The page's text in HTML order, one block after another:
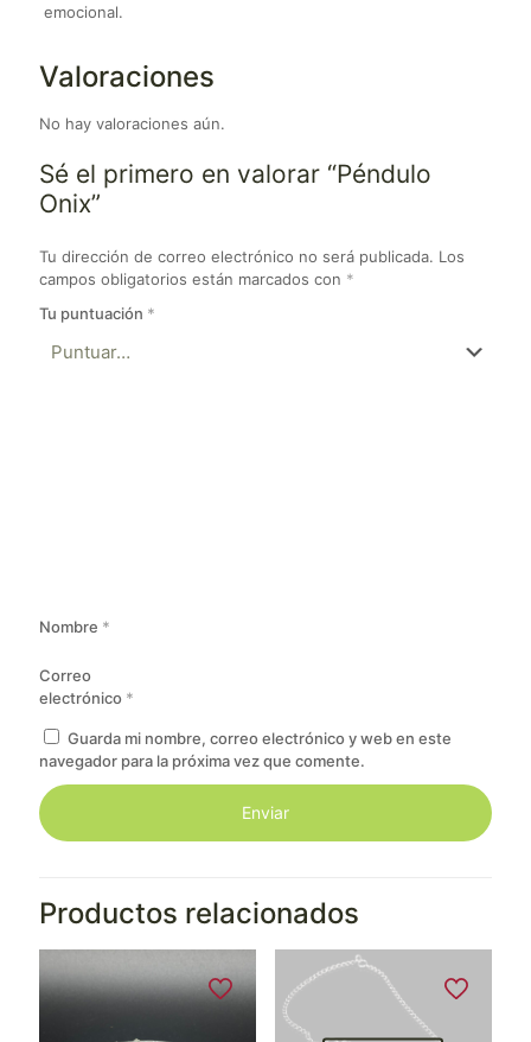
emocional.
Valoraciones
No hay valoraciones aún.
Sé el primero en valorar “Péndulo
Onix”
Tu dirección de correo electrónico no será publicada. Los
campos obligatorios están marcados con *
Tu puntuación *
Nombre *
Correo
electrónico *
Guarda mi nombre, correo electrónico y web en este
navegador para la próxima vez que comente.
Productos relacionados